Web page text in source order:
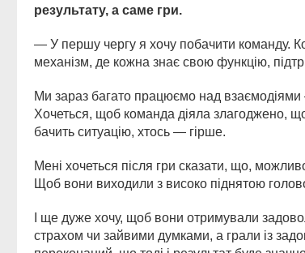
результату, а саме гри.
— У першу чергу я хочу побачити команду.
механізм, де кожна знає свою функцію,
Ми зараз багато працюємо над взаємодіями
Хочеться, щоб команда діяла злагоджено,
бачить ситуацію, хтось — гірше.
Мені хочеться після гри сказати, що,
Щоб вони виходили з високо піднятою
І ще дуже хочу, щоб вони отримували
страхом чи зайвими думками, а грали із